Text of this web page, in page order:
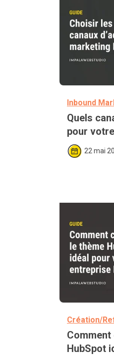
Hubspot
Intégrations
HubSpot
Marketing
L'Agence
SaaS
Inbound
Quels
pour
22 mai
Création/
HubSpot